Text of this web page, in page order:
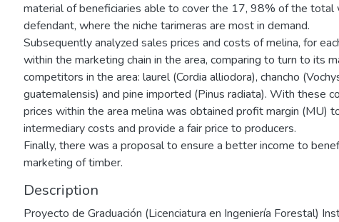
material of beneficiaries able to cover the 17, 98% of the total
defendant, where the niche tarimeras are most in demand.
Subsequently analyzed sales prices and costs of melina, for
within the marketing chain in the area, comparing to turn to its
competitors in the area: laurel (Cordia alliodora), chancho
guatemalensis) and pine imported (Pinus radiata). With these
prices within the area melina was obtained profit margin (MU)
intermediary costs and provide a fair price to producers.
Finally, there was a proposal to ensure a better income to
marketing of timber.
Description
Proyecto de Graduación (Licenciatura en Ingeniería Forestal)